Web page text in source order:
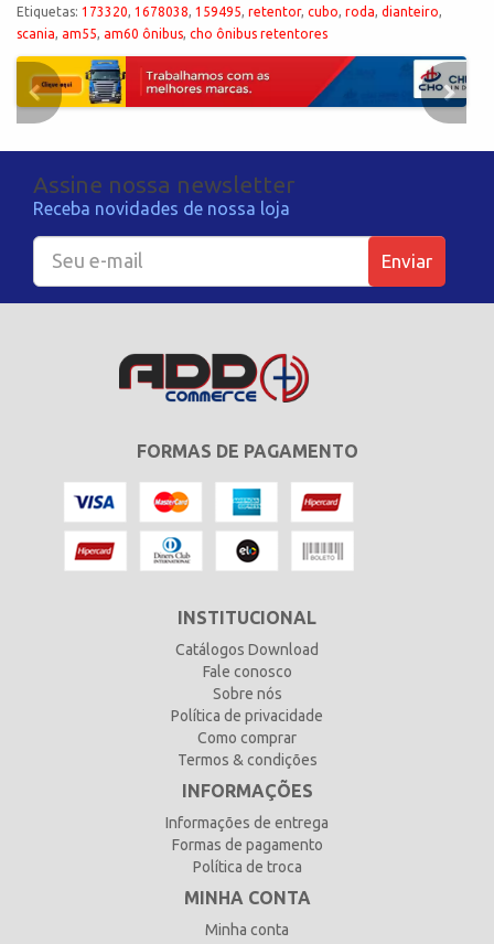
Etiquetas: 173320, 1678038, 159495, retentor, cubo, roda, dianteiro,
scania, am55, am60 ônibus, cho ônibus retentores
Assine nossa newsletter
Receba novidades de nossa loja
Enviar
FORMAS DE PAGAMENTO
INSTITUCIONAL
Catálogos Download
Fale conosco
Sobre nós
Política de privacidade
Como comprar
Termos & condições
INFORMAÇÕES
Informações de entrega
Formas de pagamento
Política de troca
MINHA CONTA
Minha conta